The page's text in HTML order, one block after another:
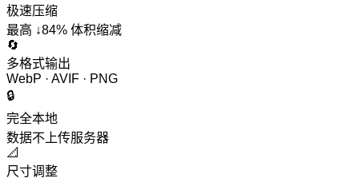
极速压缩
最高 ↓84% 体积缩减
🔄
多格式输出
WebP · AVIF · PNG
🔒
完全本地
数据不上传服务器
📐
尺寸调整